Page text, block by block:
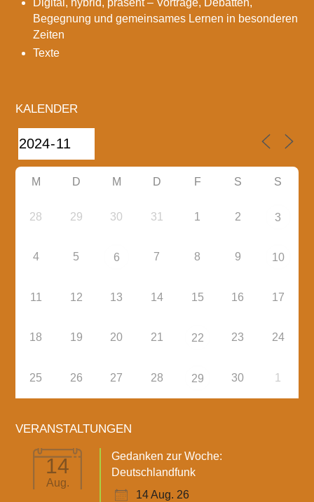
Begegnung und gemeinsames Lernen in besonderen
Zeiten
Texte
KALENDER
M D M D F S S
28 29 30 31 1 2 3
4 5 6 7 8 9 10
11 12 13 14 15 16 17
18 19 20 21 22 23 24
25 26 27 28 29 30 1
VERANSTALTUNGEN
14
Aug.
Gedanken zur Woche:
Deutschlandfunk
14 Aug. 26